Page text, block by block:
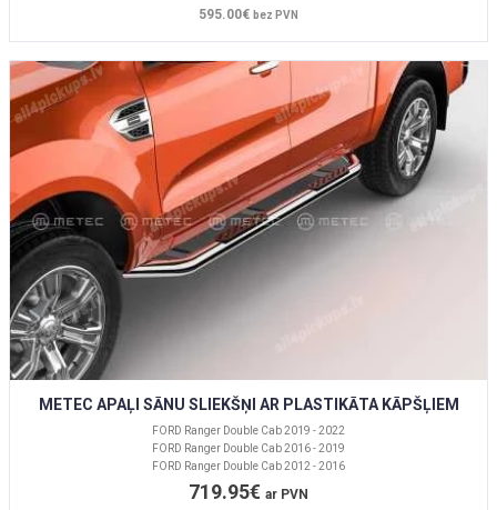
595.00€ bez PVN
METEC APAĻI SĀNU SLIEKŠŅI AR PLASTIKĀTA KĀPŠĻIEM
FORD Ranger Double Cab 2019 - 2022
FORD Ranger Double Cab 2016 - 2019
FORD Ranger Double Cab 2012 - 2016
719.95€ ar PVN